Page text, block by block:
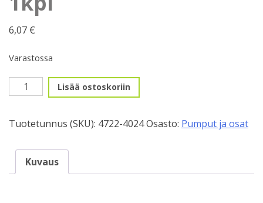
6,07 €
Varastossa
CO2,
Patruuna
kiertein,
1kpl
määrä
Lisää ostoskoriin
Tuotetunnus (SKU): 4722-4024Osasto: Pumput ja osat
Kuvaus